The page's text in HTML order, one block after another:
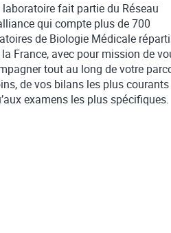
laboratoire fait partie du Réseau
qui compte plus de 700
de Biologie Médicale
France, avec pour mission de
tout au long de votre
de vos bilans les plus courants
examens les plus spécifiques.